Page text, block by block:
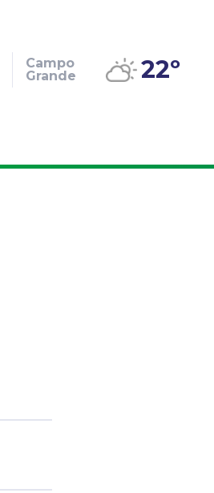
Campo
Grande
22º